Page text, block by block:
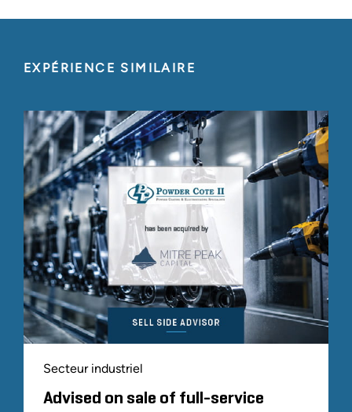
EXPÉRIENCE SIMILAIRE
Secteur industriel
Advised on sale of full-service